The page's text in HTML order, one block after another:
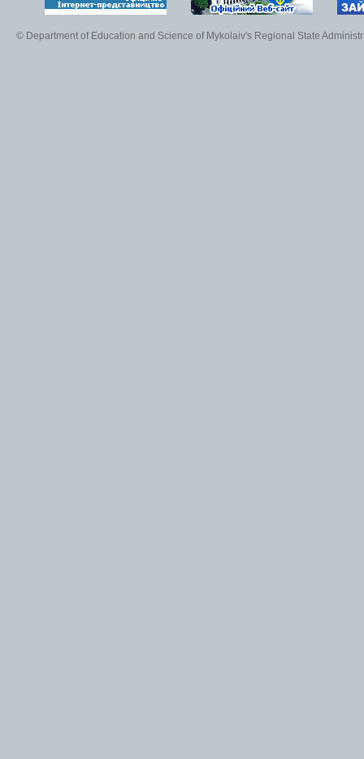
© Department of Education and Science of Mykolaiv's Regional State